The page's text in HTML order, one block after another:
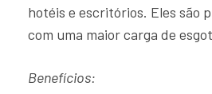
hotéis e escritórios. Eles são
com uma maior carga de
Benefícios: